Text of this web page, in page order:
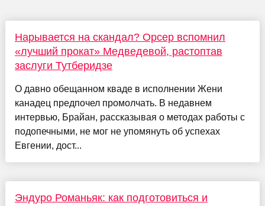
Нарывается на скандал? Орсер вспомнил
«лучший прокат» Медведевой, растоптав
заслуги Тутберидзе
О давно обещанном кваде в исполнении Жени
канадец предпочел промолчать. В недавнем
интервью, Брайан, рассказывая о методах работы с
подопечными, не мог не упомянуть об успехах
Евгении, дост...
Эндуро Романьяк: как подготовиться и